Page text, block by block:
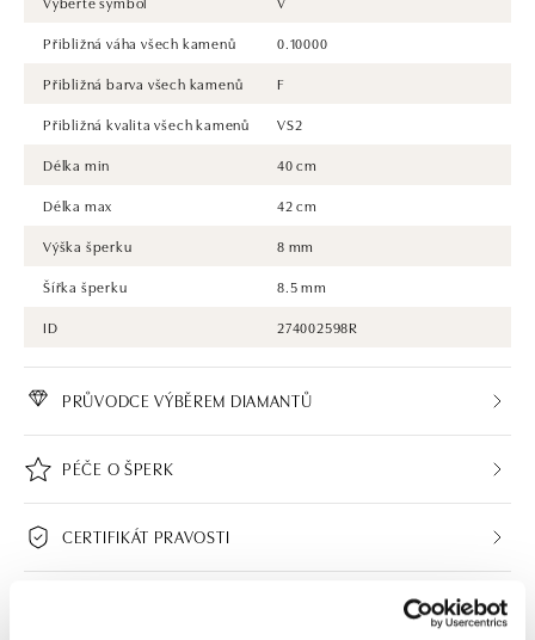
Přibližná váha všech kamenů
0.10000
Přibližná barva všech kamenů
F
Přibližná kvalita všech kamenů
VS2
Délka min
40 cm
Délka max
42 cm
Výška šperku
8 mm
Šířka šperku
8.5 mm
ID
274002598R
PRŮVODCE VÝBĚREM DIAMANTŮ
PÉČE O ŠPERK
CERTIFIKÁT PRAVOSTI